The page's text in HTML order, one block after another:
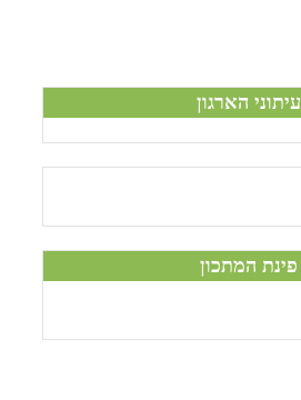
עיתוני הארגון
פינת המתכון